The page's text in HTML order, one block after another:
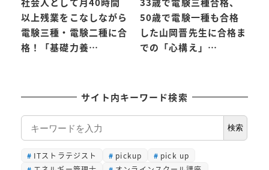
以上残業をこなしながら
電験三種・電験二種に合
格！「基礎力養…
50歳で電験一種も合格
した山岡晋先生に合格ま
での「心構え」…
サイト内キーワード検索
検
検索
ITストラテジスト pickup
pick up